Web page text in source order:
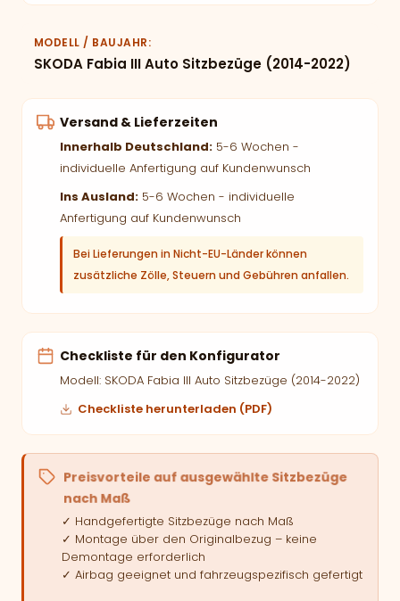
MODELL / BAUJAHR
SKODA Fabia III Auto Sitzbezüge (2014-2022)
Versand & Lieferzeiten
Innerhalb Deutschland: 5-6 Wochen -
individuelle Anfertigung auf Kundenwunsch
Ins Ausland: 5-6 Wochen - individuelle
Anfertigung auf Kundenwunsch
Bei Lieferungen in Nicht-EU-Länder können
zusätzliche Zölle, Steuern und Gebühren anfallen.
Checkliste für den Konfigurator
Modell: SKODA Fabia III Auto Sitzbezüge (2014-2022)
Checkliste herunterladen (PDF)
Preisvorteile auf ausgewählte Sitzbezüge
nach Maß
✓ Handgefertigte Sitzbezüge nach Maß
✓ Montage über den Originalbezug – keine
Demontage erforderlich
✓ Airbag geeignet und fahrzeugspezifisch gefertigt